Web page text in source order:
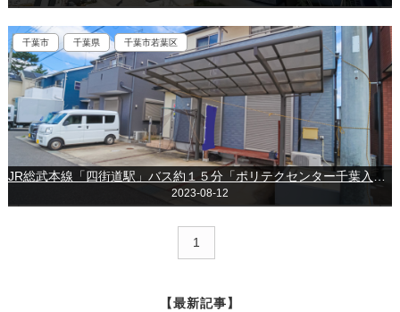
千葉市 千葉県 千葉市若葉区
2023-08-12
1
【最新記事】